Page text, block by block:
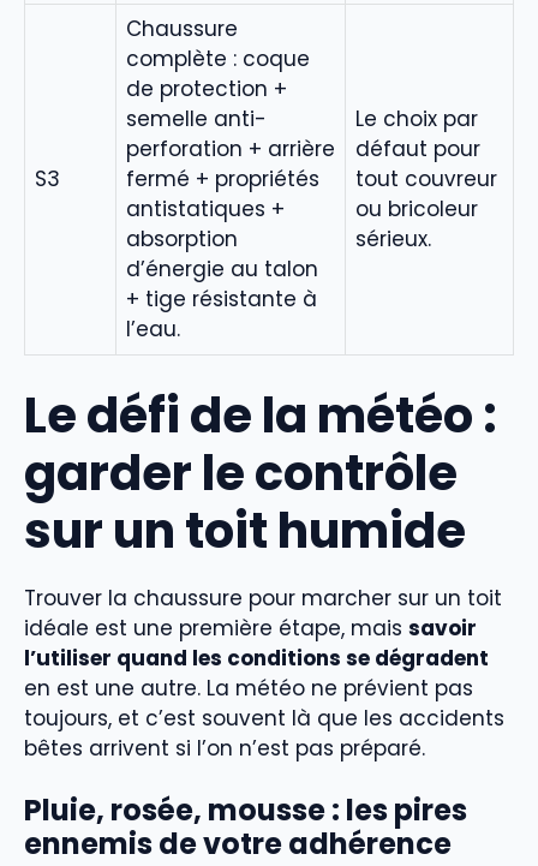
S3
Chaussure
complète : coque
de protection +
semelle anti-
perforation + arrière
fermé + propriétés
antistatiques +
absorption
d’énergie au talon
+ tige résistante à
l’eau.
Le choix par
défaut pour
tout couvreur
ou bricoleur
sérieux.
Le défi de la météo :
garder le contrôle
sur un toit humide
Trouver la chaussure pour marcher sur un toit
idéale est une première étape, mais savoir
l’utiliser quand les conditions se dégradent
en est une autre. La météo ne prévient pas
toujours, et c’est souvent là que les accidents
bêtes arrivent si l’on n’est pas préparé.
Pluie, rosée, mousse : les pires
ennemis de votre adhérence